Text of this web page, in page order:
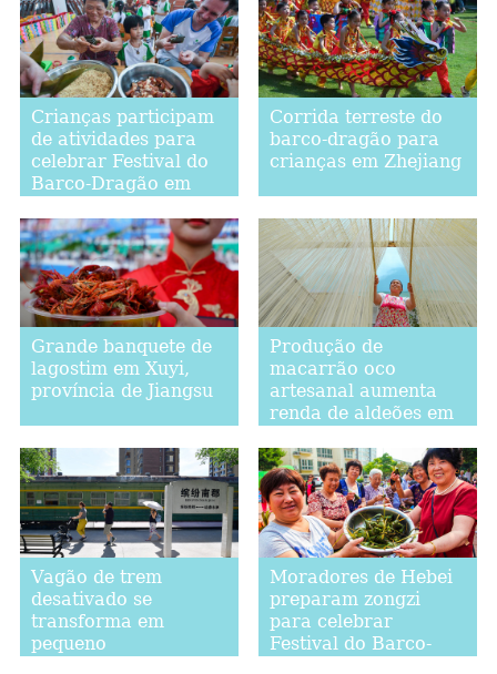
Crianças participam
de atividades para
celebrar Festival do
Barco-Dragão em
Corrida terreste do
barco-dragão para
crianças em Zhejiang
Grande banquete de
lagostim em Xuyi,
província de Jiangsu
Produção de
macarrão oco
artesanal aumenta
renda de aldeões em
Vagão de trem
desativado se
transforma em
pequeno
Moradores de Hebei
preparam zongzi
para celebrar
Festival do Barco-